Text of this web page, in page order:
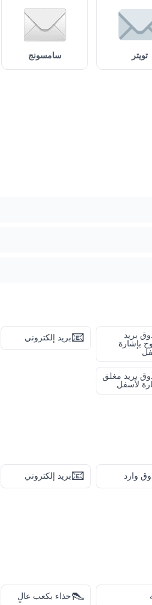
تويتر سامسونج
بريد
بإشارة
📧بريد إلكتروني
بريد مغلق
لأسفل
وارد 📧بريد إلكتروني
👠حذاء بكعب عالٍ